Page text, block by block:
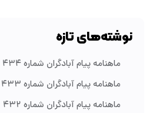
نوشته‌های تازه
ماهنامه پیام آبادگران شماره ۴۳۴
ماهنامه پیام آبادگران شماره ۴۳۳
ماهنامه پیام آبادگران شماره ۴۳۲